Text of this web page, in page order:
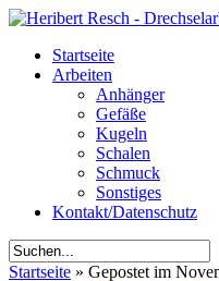
Startseite
Arbeiten
Anhänger
Gefäße
Kugeln
Schalen
Schmuck
Sonstiges
Kontakt/Datenschutz
Startseite » Gepostet im